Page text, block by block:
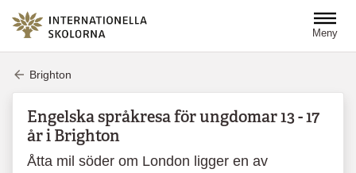
Meny
Brighton
Engelska språkresa för ungdomar 13 - 17
år i Brighton
Åtta mil söder om London ligger en av